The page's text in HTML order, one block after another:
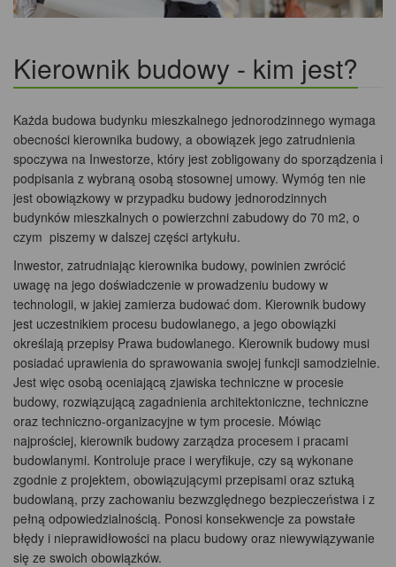
Kierownik budowy - kim jest?
Każda budowa budynku mieszkalnego jednorodzinnego wymaga
obecności kierownika budowy, a obowiązek jego zatrudnienia
spoczywa na Inwestorze, który jest zobligowany do sporządzenia i
podpisania z wybraną osobą stosownej umowy. Wymóg ten nie
jest obowiązkowy w przypadku budowy jednorodzinnych
budynków mieszkalnych o powierzchni zabudowy do 70 m2, o
czym piszemy w dalszej części artykułu.
Inwestor, zatrudniając kierownika budowy, powinien zwrócić
uwagę na jego doświadczenie w prowadzeniu budowy w
technologii, w jakiej zamierza budować dom. Kierownik budowy
jest uczestnikiem procesu budowlanego, a jego obowiązki
określają przepisy Prawa budowlanego. Kierownik budowy musi
posiadać uprawienia do sprawowania swojej funkcji samodzielnie.
Jest więc osobą oceniającą zjawiska techniczne w procesie
budowy, rozwiązującą zagadnienia architektoniczne, techniczne
oraz techniczno-organizacyjne w tym procesie. Mówiąc
najprościej, kierownik budowy zarządza procesem i pracami
budowlanymi. Kontroluje prace i weryfikuje, czy są wykonane
zgodnie z projektem, obowiązującymi przepisami oraz sztuką
budowlaną, przy zachowaniu bezwzględnego bezpieczeństwa i z
pełną odpowiedzialnością. Ponosi konsekwencje za powstałe
błędy i nieprawidłowości na placu budowy oraz niewywiązywanie
się ze swoich obowiązków.